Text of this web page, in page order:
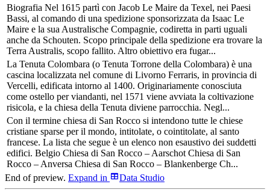
Biografia Nel 1615 partì con Jacob Le Maire da Texel, nei Paesi
Bassi, al comando di una spedizione sponsorizzata da Isaac Le
Maire e la sua Australische Compagnie, codiretta in parti uguali
anche da Schouten. Scopo principale della spedizione era trovare la
Terra Australis, scopo fallito. Altro obiettivo era fugar...
La Tenuta Colombara (o Tenuta Torrone della Colombara) è una
cascina localizzata nel comune di Livorno Ferraris, in provincia di
Vercelli, edificata intorno al 1400. Originariamente conosciuta
come ostello per viandanti, nel 1571 viene avviata la coltivazione
risicola, e la chiesa della Tenuta diviene parrocchia. Negl...
Con il termine chiesa di San Rocco si intendono tutte le chiese
cristiane sparse per il mondo, intitolate, o cointitolate, al santo
francese. La lista che segue è un elenco non esaustivo dei suddetti
edifici. Belgio Chiesa di San Rocco – Aarschot Chiesa di San
Rocco – Anversa Chiesa di San Rocco – Blankenberge Ch...
End of preview. Expand in Data Studio